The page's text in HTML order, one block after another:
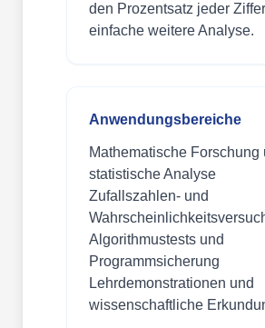
den Prozentsatz jeder
einfache weitere Analyse.
Anwendungsbereiche
Mathematische Forschung
statistische Analyse
Zufallszahlen- und
Algorithmustests und
Programmsicherung
Lehrdemonstrationen und
wissenschaftliche